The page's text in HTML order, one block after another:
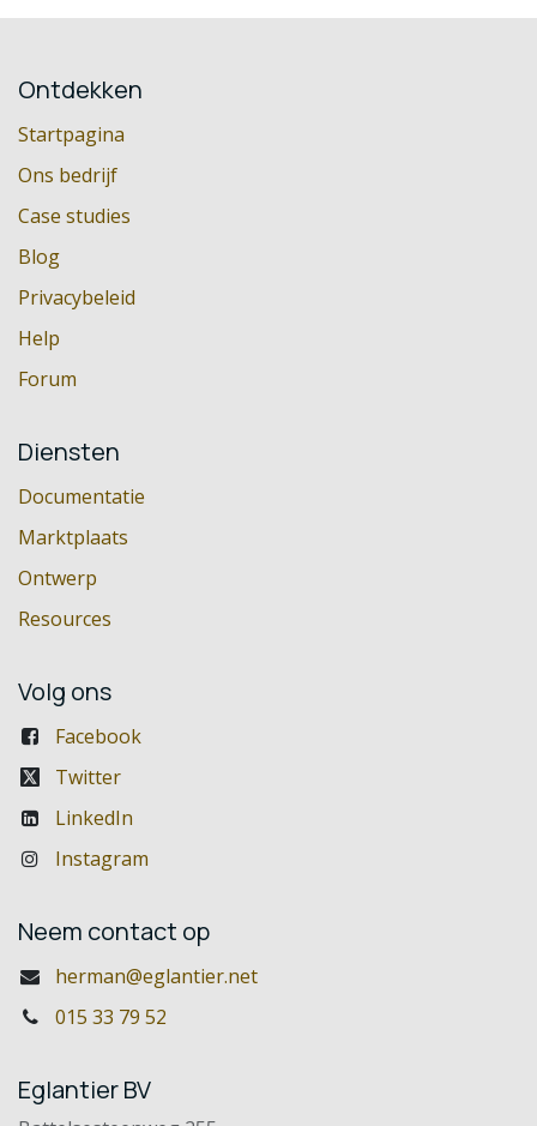
Ontdekken
Startpagina
Ons bedrijf
Case studies
Blog
Privacybeleid
Help
Forum
Diensten
Documentatie
Marktplaats
Ontwerp
Resources
Volg ons
Facebook
Twitter
LinkedIn
Instagram
Neem contact op
herman@eglantier.net
015 33 79 52
Eglantier BV